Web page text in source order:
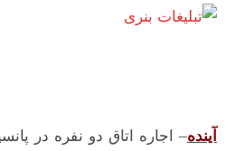
آینده